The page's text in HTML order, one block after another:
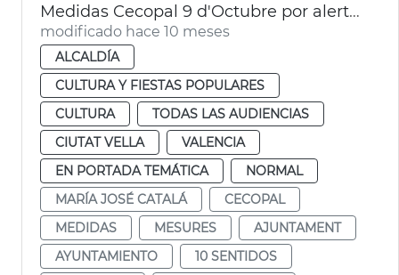
Medidas Cecopal 9 d'Octubre por alerta naranja
modificado hace 10 meses
ALCALDÍA
CULTURA Y FIESTAS POPULARES
CULTURA
TODAS LAS AUDIENCIAS
CIUTAT VELLA
VALENCIA
EN PORTADA TEMÁTICA
NORMAL
MARÍA JOSÉ CATALÁ
CECOPAL
MEDIDAS
MESURES
AJUNTAMENT
AYUNTAMIENTO
10 SENTIDOS